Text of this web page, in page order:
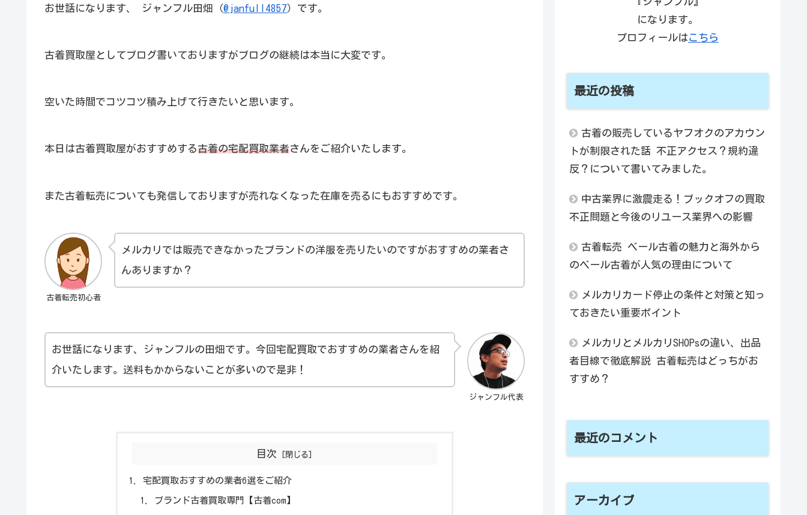
お世話になります、 ジャンフル田畑（@janfull4857）です。
古着買取屋としてブログ書いておりますがブログの継続は本当に大変です。
空いた時間でコツコツ積み上げて行きたいと思います。
本日は古着買取屋がおすすめする古着の宅配買取業者さんをご紹介いたします。
また古着転売についても発信しておりますが売れなくなった在庫を売るにもおすすめです。
古着転売初心者
メルカリでは販売できなかったブランドの洋服を売りたいのですがおすすめの業者さ
んありますか？
ジャンフル代表
お世話になります、ジャンフルの田畑です。今回宅配買取でおすすめの業者さんを紹
介いたします。送料もかからないことが多いので是非！
目次
宅配買取おすすめの業者6選をご紹介
ブランド古着買取専門【古着com】
になります。
プロフィールはこちら
最近の投稿
古着の販売しているヤフオクのアカウン
トが制限された話 不正アクセス？規約違
反？について書いてみました。
中古業界に激震走る！ブックオフの買取
不正問題と今後のリユース業界への影響
古着転売 ベール古着の魅力と海外から
のベール古着が人気の理由について
メルカリカード停止の条件と対策と知っ
ておきたい重要ポイント
メルカリとメルカリSHOPsの違い、出品
者目線で徹底解説 古着転売はどっちがお
すすめ？
最近のコメント
アーカイブ